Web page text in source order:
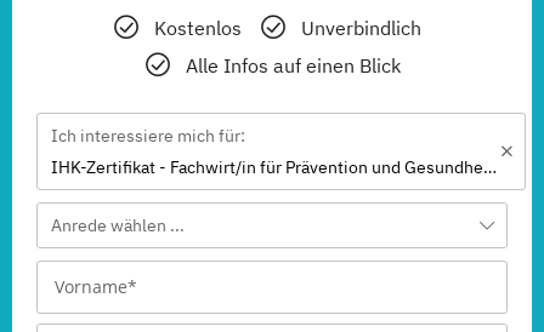
Kostenlos
Unverbindlich
Alle Infos auf einen Blick
Ich interessiere mich für:
IHK-Zertifikat - Fachwirt/in für Prävention und Gesundheitsförderung (IHK)
Anrede wählen ...